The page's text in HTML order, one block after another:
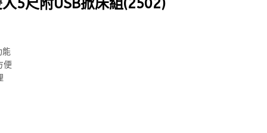
5尺附USB掀床組(2502)
能
便